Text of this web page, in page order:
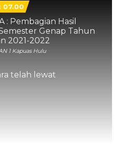
07.00
: Pembagian Hasil
Genap Tahun
2021-2022
1 Kapuas Hulu
telah lewat